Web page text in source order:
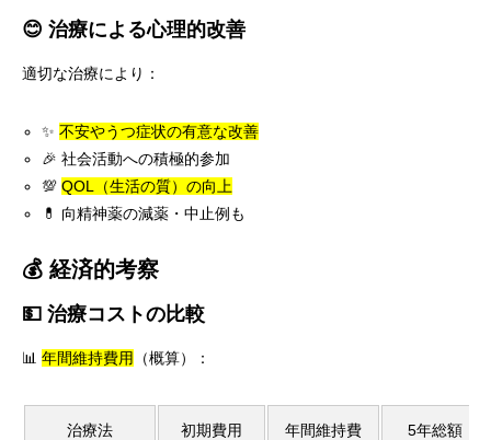
😊 治療による心理的改善
適切な治療により：
✨不安やうつ症状の有意な改善
🎉 社会活動への積極的参加
💯QOL（生活の質）の向上
💊 向精神薬の減薬・中止例も
💰 経済的考察
💵 治療コストの比較
📊 年間維持費用 （概算）：
治療法 初期費用 年間維持費 5年総額